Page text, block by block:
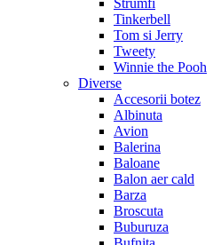
Strumfi
Tinkerbell
Tom si Jerry
Tweety
Winnie the Pooh
Diverse
Accesorii botez
Albinuta
Avion
Balerina
Baloane
Balon aer cald
Barza
Broscuta
Buburuza